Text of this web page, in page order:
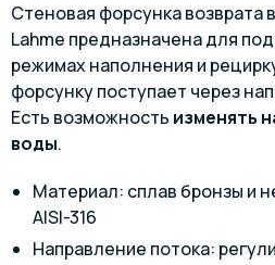
Стеновая форсунка возврата
Lahme предназначена для
режимах наполнения и
форсунку поступает через
Есть возможность изменять
воды.
Материал: сплав бронзы и
AISI-316
Направление потока: